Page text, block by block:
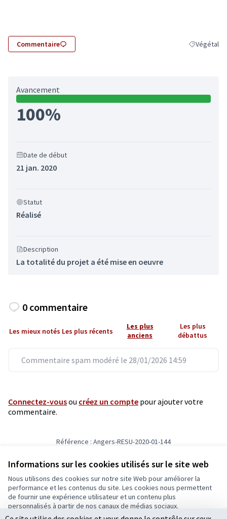
Informations sur les cookies utilisés sur le site web
Nous utilisons des cookies sur notre site Web pour améliorer la
performance et les contenus du site. Les cookies nous permettent
de fournir une expérience utilisateur et un contenu plus
personnalisés à partir de nos canaux de médias sociaux.
Commentaire Filtrer les
Végétal
Avancement
100%
Date de début
21 jan. 2020
Statut
Réalisé
Description
La totalité du projet a été mise en oeuvre
0 commentaire
Les mieux notés Les plus récents
Les plus
anciens
Les plus
débattus
Commentaire spam modéré le 28/01/2026 14:59
Connectez-vousou créez un compte pour ajouter votre
commentaire.
Référence : Angers-RESU-2020-01-144
Conditions d'utilisation
Paramètres des cookies
Ecrivons Angers sur X
(Lien externe)
Ecrivons Angers sur Facebook
(Lien externe)